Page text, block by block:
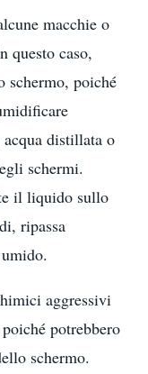
macchie o
questo caso,
schermo, poiché
distillata o
schermi.
il liquido sullo
ripassa
aggressivi
potrebbero
schermo.